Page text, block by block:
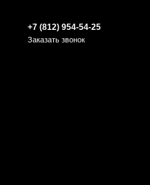
+7 (812) 954-54-25
Заказать звонок